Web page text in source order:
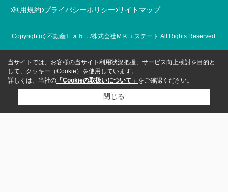
利用規約 プライバシーポリシー サイトマップ
Copyright(c) 不動産Ｌａｂ．/株式会社ＭＫエステート All Rights Reserved.
当サイトでは、お客様の当サイト利用状況把握、サービス向上検討を目的と
して、クッキー（Cookie）を使用しています。
詳しくは、当社の 「Cookieの取扱いについて」 をご確認ください。
閉じる